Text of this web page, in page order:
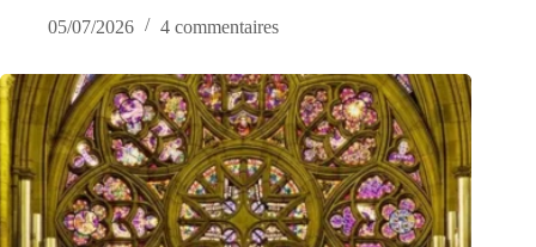
05/07/2026
4 commentaires